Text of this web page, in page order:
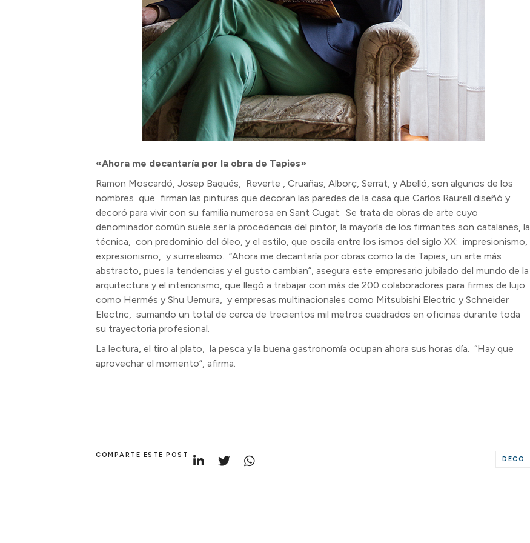
«Ahora me decantaría por la obra de Tapies»
Ramon Moscardó, Josep Baqués, Reverte , Cruañas, Alborç, Serrat, y Abelló, son algunos de los
nombres que firman las pinturas que decoran las paredes de la casa que Carlos Raurell diseñó y
decoró para vivir con su familia numerosa en Sant Cugat. Se trata de obras de arte cuyo
denominador común suele ser la procedencia del pintor, la mayoría de los firmantes son catalanes, la
técnica, con predominio del óleo, y el estilo, que oscila entre los ismos del siglo XX: impresionismo,
expresionismo, y surrealismo. “Ahora me decantaría por obras como la de Tapies, un arte más
abstracto, pues la tendencias y el gusto cambian”, asegura este empresario jubilado del mundo de la
arquitectura y el interiorismo, que llegó a trabajar con más de 200 colaboradores para firmas de lujo
como Hermés y Shu Uemura, y empresas multinacionales como Mitsubishi Electric y Schneider
Electric, sumando un total de cerca de trecientos mil metros cuadrados en oficinas durante toda
su trayectoria profesional.
La lectura, el tiro al plato, la pesca y la buena gastronomía ocupan ahora sus horas día. “Hay que
aprovechar el momento”, afirma.
COMPARTE ESTE POST
DECO